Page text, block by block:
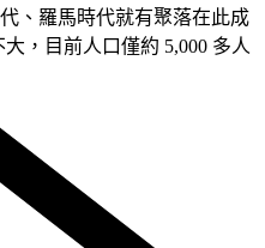
、羅馬時代就有聚落在此成
，目前人口僅約 5,000 多人